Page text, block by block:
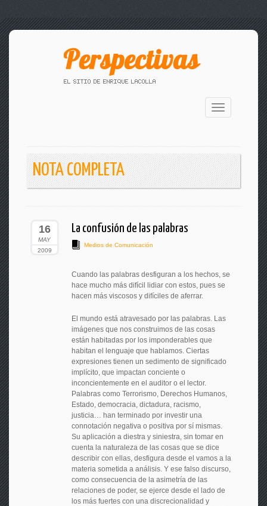
Toggle
navigation
NOTA COMPLETA
16
MAY
2009
La confusión de las palabras
Medios de Comunicación
Cuando las palabras desfiguran a los hechos, se
hace mucho más difícil lidiar con estos, pues se
hacen más viscosos y difíciles de aferrar.
El mundo está atravesado por las palabras. Las
imágenes que nos construimos de las cosas
están habitadas por los imponderables que
habitan el lenguaje que hablamos. Ciertas
expresiones tienen un sedimento de significado
implícito, que impactan conciente o
inconcientemente en el auditor o el lector.
Palabras como Terrorismo, Derechos Humanos,
Estado, democracia, dictadura, racismo,
justicia… han terminado por investir una
connotación negativa o positiva por sí mismas.
Su aplicación a diestra y siniestra, sin tomar en
cuenta la naturaleza de las cosas que se dice
describir con ellas, desfigura desde el vamos a la
materia sometida a análisis. Y ese falso discurso,
como consecuencia de la asimetría de las
relaciones de poder, se ejerce desde el lado de
los más fuertes con una discrecionalidad y